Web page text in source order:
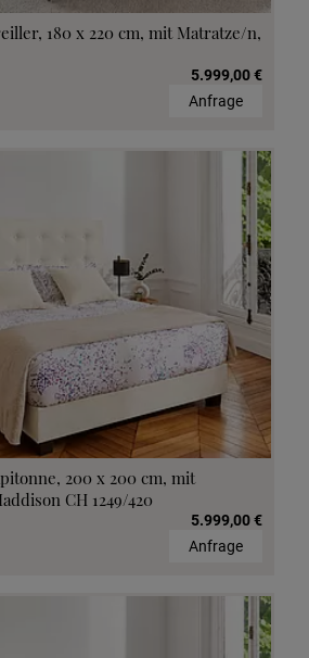
180 x 220 cm, mit Matratze/n,
5.999,00 €
Anfrage
200 x 200 cm, mit
CH 1249/420
5.999,00 €
Anfrage